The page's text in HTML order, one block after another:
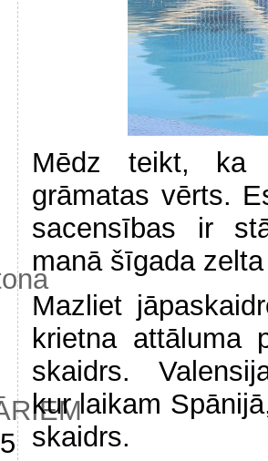
Mēdz teikt, ka
grāmatas vērts.
sacensības ir
manā šīgada
Mazliet
krietna attāluma
skaidrs.
kur laikam
skaidrs.